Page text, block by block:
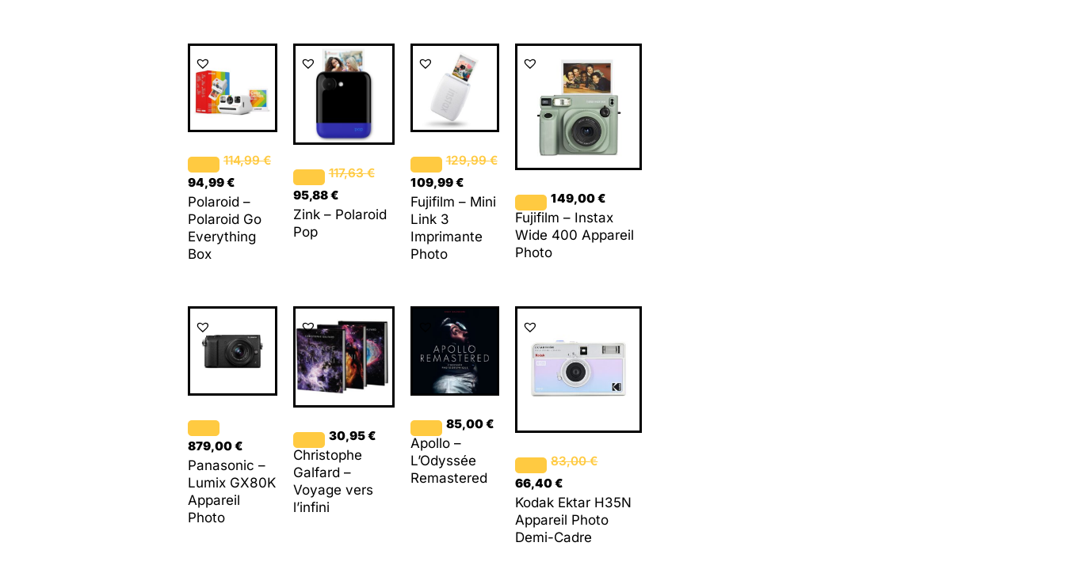
114,99€
Le
prix
initial
était :
114,99 €.
94,99€
Le
est :
94,99 €.
Polaroid –
Polaroid Go
Everything
Box
117,63€
Le
prix
initial
était :
95,88€
Le
prix
actuel
Zink – Polaroid
Pop
129,99€
Le
prix
était :
129,99 €.
109,99€
Le
prix
actuel
est :
109,99 €.
Fujifilm – Mini
Link 3
Imprimante
Photo
149,00€
Fujifilm – Instax
Wide 400 Appareil
Photo
879,00€
Panasonic –
Lumix GX80K
Appareil
Photo
30,95€
Christophe
Galfard –
Voyage vers
l’infini
85,00€
Apollo –
L’Odyssée
Remastered
83,00€
Le
prix
initial
était :
83,00 €.
66,40€
Le
actuel
est :
66,40 €.
Kodak Ektar H35N
Appareil Photo
Demi-Cadre